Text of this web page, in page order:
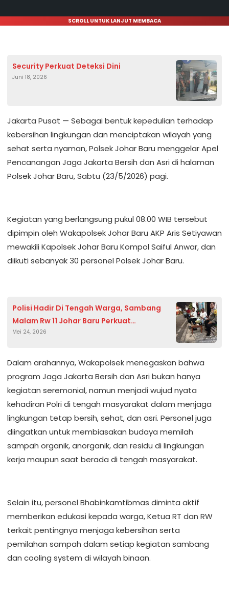
SCROLL UNTUK LANJUT MEMBACA
Security Perkuat Deteksi Dini
Juni 18, 2026
Jakarta Pusat — Sebagai bentuk kepedulian terhadap
kebersihan lingkungan dan menciptakan wilayah yang
sehat serta nyaman, Polsek Johar Baru menggelar Apel
Pencanangan Jaga Jakarta Bersih dan Asri di halaman
Polsek Johar Baru, Sabtu (23/5/2026) pagi.
Kegiatan yang berlangsung pukul 08.00 WIB tersebut
dipimpin oleh Wakapolsek Johar Baru AKP Aris Setiyawan
mewakili Kapolsek Johar Baru Kompol Saiful Anwar, dan
diikuti sebanyak 30 personel Polsek Johar Baru.
Polisi Hadir Di Tengah Warga, Sambang
Malam Rw 11 Johar Baru Perkuat
Kamtibmas
Mei 24, 2026
Dalam arahannya, Wakapolsek menegaskan bahwa
program Jaga Jakarta Bersih dan Asri bukan hanya
kegiatan seremonial, namun menjadi wujud nyata
kehadiran Polri di tengah masyarakat dalam menjaga
lingkungan tetap bersih, sehat, dan asri. Personel juga
diingatkan untuk membiasakan budaya memilah
sampah organik, anorganik, dan residu di lingkungan
kerja maupun saat berada di tengah masyarakat.
Selain itu, personel Bhabinkamtibmas diminta aktif
memberikan edukasi kepada warga, Ketua RT dan RW
terkait pentingnya menjaga kebersihan serta
pemilahan sampah dalam setiap kegiatan sambang
dan cooling system di wilayah binaan.